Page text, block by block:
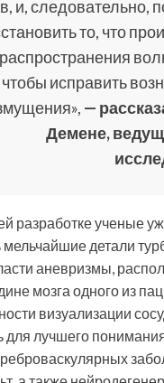
и, следовательно,
то, что
чтобы исправить
—
Демене,
разработке ученые
детали
аневризмы,
мозга одного из
визуализации
для лучшего